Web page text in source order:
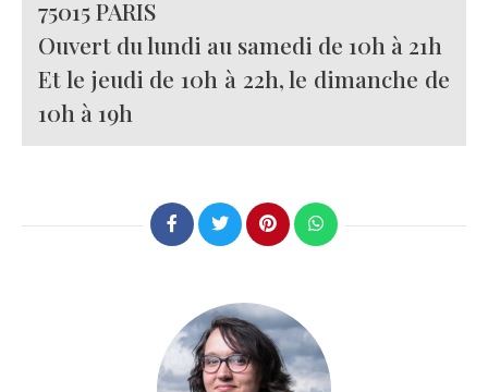
75015 PARIS
Ouvert du lundi au samedi de 10h à 21h
Et le jeudi de 10h à 22h, le dimanche de
10h à 19h